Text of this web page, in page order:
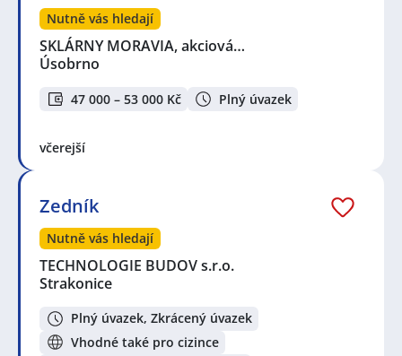
Nutně vás hledají
SKLÁRNY MORAVIA, akciová…
Úsobrno
47 000 – 53 000 Kč Plný úvazek
včerejší
Zedník
Nutně vás hledají
TECHNOLOGIE BUDOV s.r.o.
Strakonice
Plný úvazek, Zkrácený úvazek
Vhodné také pro cizince